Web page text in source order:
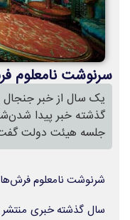
سرنوشت نامعلوم
یک سال از خبر جنجال
جلسه هیئت دولت
شرنوشت نامعلوم